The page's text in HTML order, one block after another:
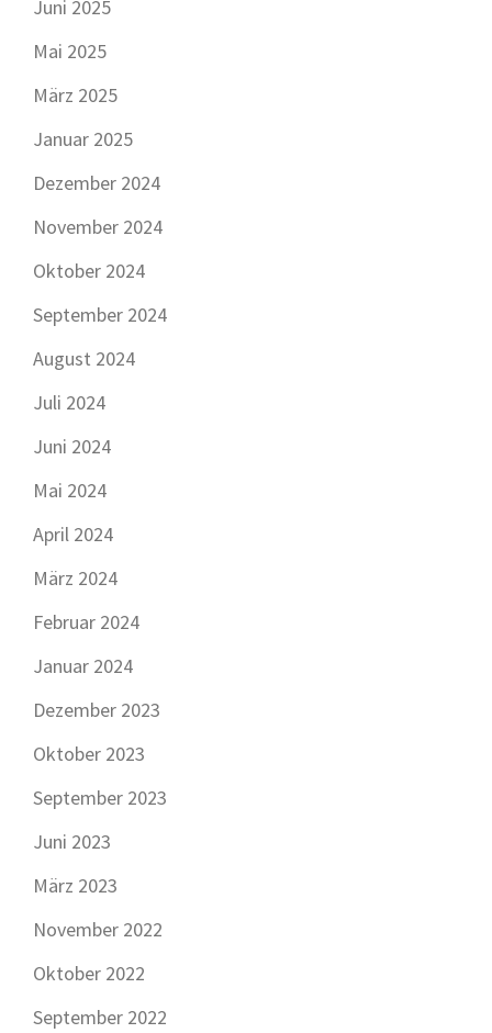
Juni 2025
Mai 2025
März 2025
Januar 2025
Dezember 2024
November 2024
Oktober 2024
September 2024
August 2024
Juli 2024
Juni 2024
Mai 2024
April 2024
März 2024
Februar 2024
Januar 2024
Dezember 2023
Oktober 2023
September 2023
Juni 2023
März 2023
November 2022
Oktober 2022
September 2022